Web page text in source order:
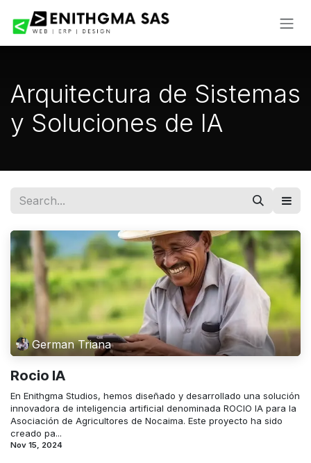
Skip to Content
Arquitectura de Sistemas
y Soluciones de IA
German Triana
Rocio IA
En Enithgma Studios, hemos diseñado y desarrollado una solución
innovadora de inteligencia artificial denominada ROCIO IA para la
Asociación de Agricultores de Nocaima. Este proyecto ha sido
creado pa...
Nov 15, 2024